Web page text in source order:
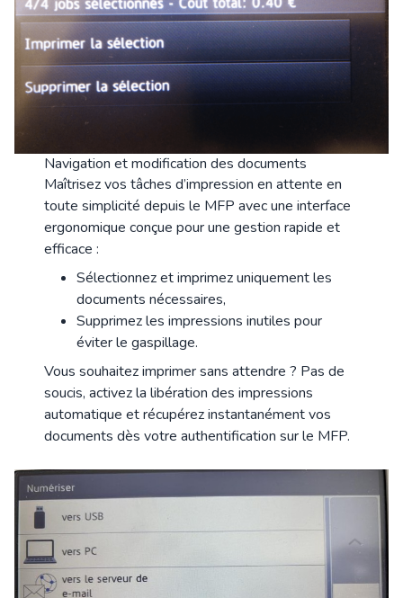
Navigation et modification des documents
Maîtrisez vos tâches d’impression en attente en
toute simplicité depuis le MFP avec une interface
ergonomique conçue pour une gestion rapide et
efficace :
Sélectionnez et imprimez uniquement les
documents nécessaires,
Supprimez les impressions inutiles pour
éviter le gaspillage.
Vous souhaitez imprimer sans attendre ? Pas de
soucis, activez la libération des impressions
automatique et récupérez instantanément vos
documents dès votre authentification sur le MFP.